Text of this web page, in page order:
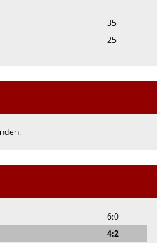
35
25
6:0
4:2